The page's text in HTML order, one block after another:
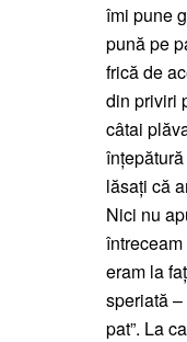
îmi pune
pună pe
frică de
din priviri
câtai
lăsați că
Nici nu
eram la
speriată
pat”. La